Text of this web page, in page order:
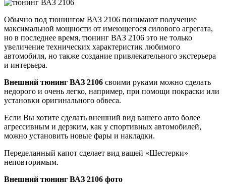
Обычно под тюнингом ВАЗ 2106 понимают получение
максимальной мощности от имеющегося силового агрегата,
но в последнее время, тюнинг ВАЗ 2106 это не только
увеличение технических характеристик любимого
автомобиля, но также создание привлекательного экстерьера
и интерьера.
Внешний тюнинг ВАЗ 2106 своими руками можно сделать
недорого и очень легко, например, при помощи покраски или
установки оригинального обвеса.
Если Вы хотите сделать внешний вид вашего авто более
агрессивным и дерзким, как у спортивных автомобилей,
можно установить новые фары и накладки.
Переделанный капот сделает вид вашей «Шестерки»
неповторимым.
Внешний тюнинг ВАЗ 2106 фото